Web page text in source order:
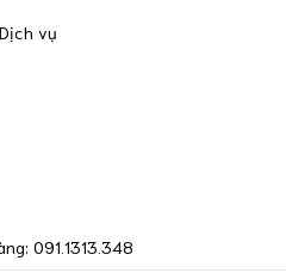
vụ
091.1313.348